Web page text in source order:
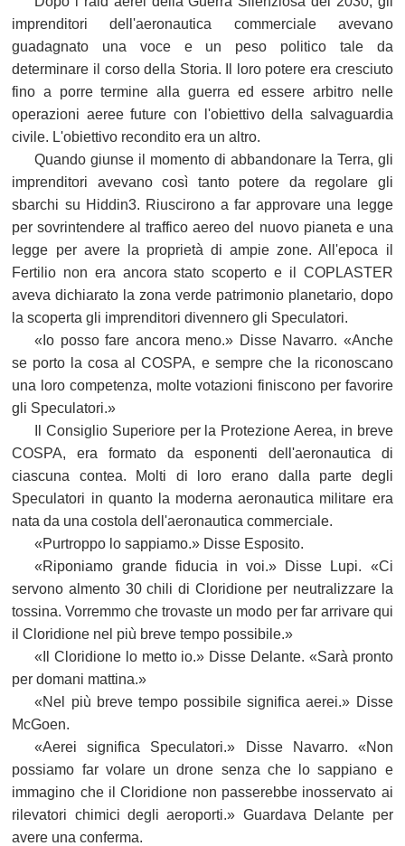
imprenditori dell'aeronautica commerciale avevano
guadagnato una voce e un peso politico tale da
determinare il corso della Storia. Il loro potere era cresciuto
fino a porre termine alla guerra ed essere arbitro nelle
operazioni aeree future con l'obiettivo della salvaguardia
civile. L'obiettivo recondito era un altro.
Quando giunse il momento di abbandonare la Terra, gli
imprenditori avevano così tanto potere da regolare gli
sbarchi su Hiddin3. Riuscirono a far approvare una legge
per sovrintendere al traffico aereo del nuovo pianeta e una
legge per avere la proprietà di ampie zone. All'epoca il
Fertilio non era ancora stato scoperto e il COPLASTER
aveva dichiarato la zona verde patrimonio planetario, dopo
la scoperta gli imprenditori divennero gli Speculatori.
«Io posso fare ancora meno.» Disse Navarro. «Anche
se porto la cosa al COSPA, e sempre che la riconoscano
una loro competenza, molte votazioni finiscono per favorire
gli Speculatori.»
Il Consiglio Superiore per la Protezione Aerea, in breve
COSPA, era formato da esponenti dell'aeronautica di
ciascuna contea. Molti di loro erano dalla parte degli
Speculatori in quanto la moderna aeronautica militare era
nata da una costola dell'aeronautica commerciale.
«Purtroppo lo sappiamo.» Disse Esposito.
«Riponiamo grande fiducia in voi.» Disse Lupi. «Ci
servono almento 30 chili di Cloridione per neutralizzare la
tossina. Vorremmo che trovaste un modo per far arrivare qui
il Cloridione nel più breve tempo possibile.»
«Il Cloridione lo metto io.» Disse Delante. «Sarà pronto
per domani mattina.»
«Nel più breve tempo possibile significa aerei.» Disse
McGoen.
«Aerei significa Speculatori.» Disse Navarro. «Non
possiamo far volare un drone senza che lo sappiano e
immagino che il Cloridione non passerebbe inosservato ai
rilevatori chimici degli aeroporti.» Guardava Delante per
avere una conferma.